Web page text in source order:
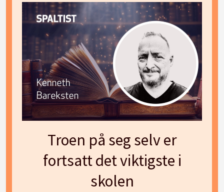
Troen på seg selv er
fortsatt det viktigste i
skolen